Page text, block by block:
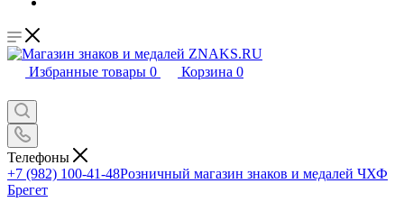
Избранные товары 0 Корзина 0
Телефоны
+7 (982) 100-41-48Розничный магазин знаков и медалей ЧХФ
Брегет